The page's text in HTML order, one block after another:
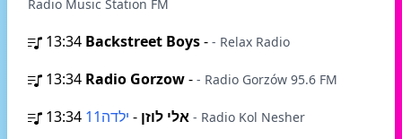
Radio Music Station FM
13:34 Backstreet Boys- - Relax Radio
13:34 Radio Gorzow- - Radio Gorzów 95.6 FM
13:34 אלי לוזן - - Radio Kol Nesher